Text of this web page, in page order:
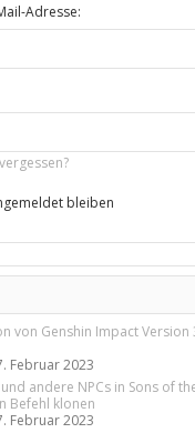
Adresse:
bleiben
von Genshin Impact Version
Februar 2023
andere NPCs in Sons of
Befehl klonen
Februar 2023